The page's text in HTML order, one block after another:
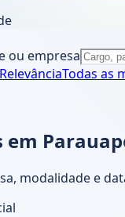
ou empresa
RelevânciaTodas as
modalidade e